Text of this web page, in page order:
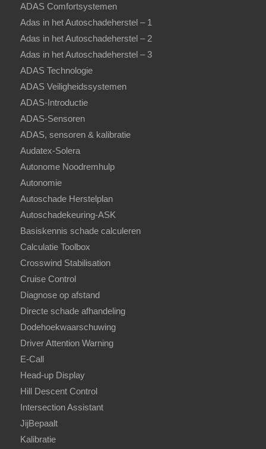
ADAS Comfortsystemen
Adas in het Autoschadeherstel – 1
Adas in het Autoschadeherstel – 2
Adas in het Autoschadeherstel – 3
ADAS Technologie
ADAS Veiligheidssystemen
ADAS-Introductie
ADAS-Sensoren
ADAS, sensoren & kalibratie
Audatex-Solera
Autonome Noodremhulp
Autonomie
Autoschade Herstelplan
Autoschadekeuring-ASK
Basiskennis schade calculeren
Calculatie Toolbox
Crosswind Stabilisation
Cruise Control
Diagnose op afstand
Directe schade afhandeling
Dodehoekwaarschuwing
Driver Attention Warning
E-Call
Head-up Display
Hill Descent Control
Intersection Assistant
JijBepaalt
Kalibratie